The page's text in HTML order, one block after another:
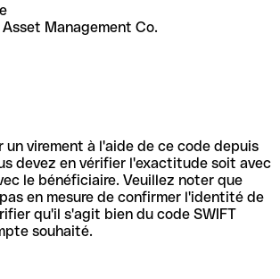
Management Co.
virement à l'aide de ce code depuis
devez en vérifier l'exactitude soit avec
le bénéficiaire. Veuillez noter que
en mesure de confirmer l'identité de
qu'il s'agit bien du code SWIFT
souhaité.